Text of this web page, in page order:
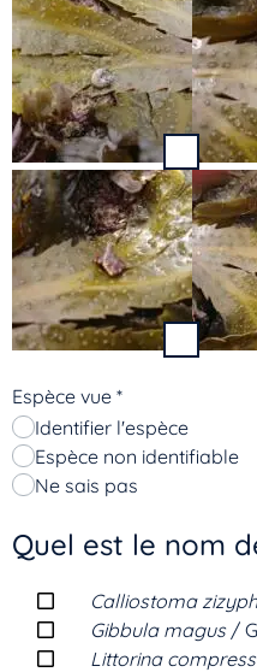
Espèce vue *
Identifier l'espèce
Espèce non identifiable
Ne sais pas
Quel est le nom
Calliostoma
Gibbula magus/
Littorina